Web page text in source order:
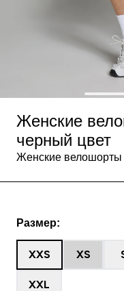
Женские
черный цвет
Женские велошорты
Размер:
XXS XS
XXL